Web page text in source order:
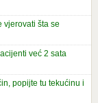
vjerovati šta se
već 2 sata
popijte tu tekućinu i